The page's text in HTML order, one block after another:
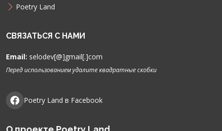
Poetry Land
СВЯЗАТЬСЯ С НАМИ
Email: selodev[@]gmail[.]com
Перед использованием удалите квадратные скобки
Poetry Land в Facebook